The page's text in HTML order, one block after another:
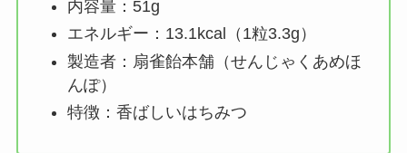
内容量：51g
エネルギー：13.1kcal（1粒3.3g）
製造者：扇雀飴本舗（せんじゃくあめほ
んぽ）
特徴：香ばしいはちみつ